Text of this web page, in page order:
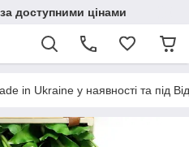
доступними цінами
in Ukraine у наявності та під